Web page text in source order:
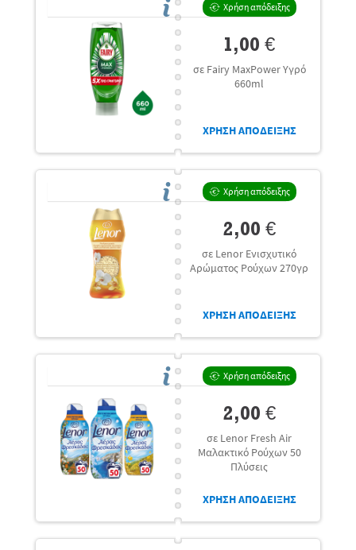
Χρήση απόδειξης
1,00 €
σε Fairy MaxPower Υγρό
660ml
ΧΡΗΣΗ ΑΠΟΔΕΙΞΗΣ
Χρήση απόδειξης
2,00 €
σε Lenor Ενισχυτικό
Αρώματος Ρούχων 270γρ
ΧΡΗΣΗ ΑΠΟΔΕΙΞΗΣ
Χρήση απόδειξης
2,00 €
σε Lenor Fresh Air
Μαλακτικό Ρούχων 50
Πλύσεις
ΧΡΗΣΗ ΑΠΟΔΕΙΞΗΣ